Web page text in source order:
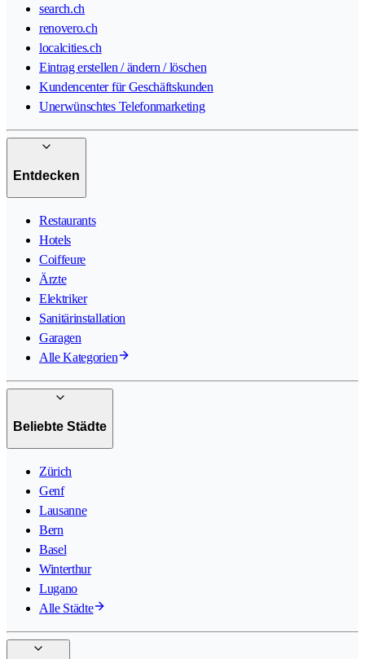
search.ch
renovero.ch
localcities.ch
Eintrag erstellen / ändern / löschen
Kundencenter für Geschäftskunden
Unerwünschtes Telefonmarketing
Entdecken
Restaurants
Hotels
Coiffeure
Ärzte
Elektriker
Sanitärinstallation
Garagen
Alle Kategorien
Beliebte Städte
Zürich
Genf
Lausanne
Bern
Basel
Winterthur
Lugano
Alle Städte